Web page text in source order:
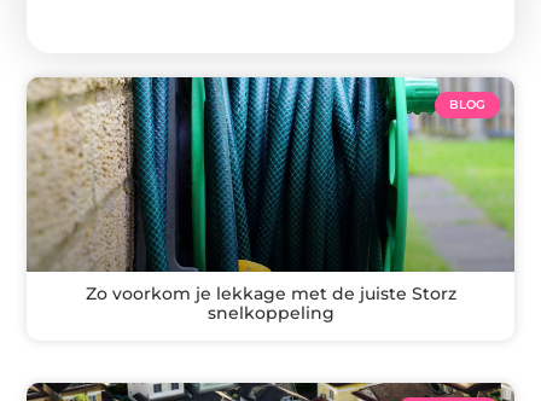
BLOG
Zo voorkom je lekkage met de juiste Storz
snelkoppeling